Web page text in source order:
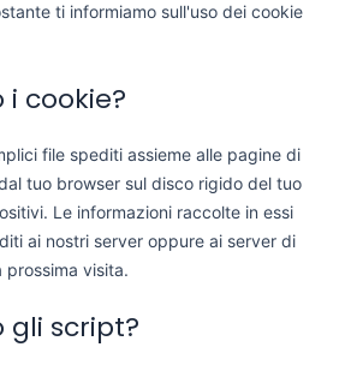
ti informiamo sull'uso dei cookie
i cookie?
file spediti assieme alle pagine di
tuo browser sul disco rigido del tuo
Le informazioni raccolte in essi
ai nostri server oppure ai server di
visita.
gli script?